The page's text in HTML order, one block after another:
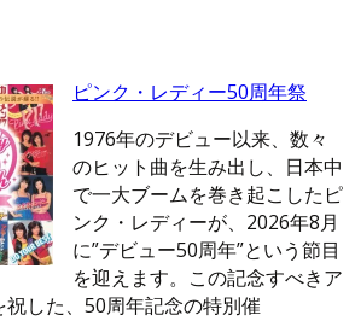
ピンク・レディー50周年祭
1976年のデビュー以来、数々
のヒット曲を生み出し、日本中
で一大ブームを巻き起こしたピ
ンク・レディーが、2026年8月
に”デビュー50周年”という節目
を迎えます。この記念すべきア
祝した、50周年記念の特別催